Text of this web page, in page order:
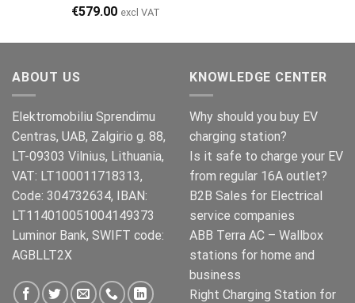
€579.00 excl VAT
ABOUT US
Elektromobiliu Sprendimu
Centras, UAB, Zalgirio g. 88,
LT-09303 Vilnius, Lithuania,
VAT: LT100011718313,
Code: 304732634, IBAN:
LT114010051004149373
Luminor Bank, SWIFT code:
AGBLLT2X
KNOWLEDGE CENTER
Why should you buy EV
charging station?
Is it safe to charge your EV
from regular 16A outlet?
B2B Sales for Electrical
service companies
ABB Terra AC – Wallbox
stations for home and
business
Right Charging Station for